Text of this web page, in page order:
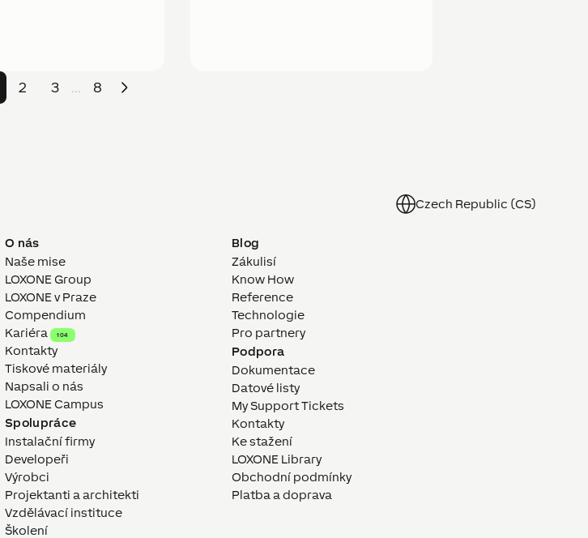
2 3 ... 8
Czech Republic (CS)
O nás
Naše mise
LOXONE Group
LOXONE v Praze
Compendium
Kariéra
104
Kontakty
Tiskové materiály
Napsali o nás
LOXONE Campus
Spolupráce
Instalační firmy
Developeři
Výrobci
Projektanti a architekti
Vzdělávací instituce
Školení
Blog
Zákulisí
Know How
Reference
Technologie
Pro partnery
Podpora
Dokumentace
Datové listy
My Support Tickets
Kontakty
Ke stažení
LOXONE Library
Obchodní podmínky
Platba a doprava